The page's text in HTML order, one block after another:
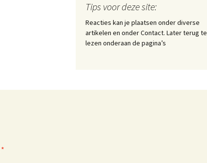
*
Tips voor deze site:
Reacties kan je plaatsen onder diverse
artikelen en onder Contact. Later terug te
lezen onderaan de pagina’s